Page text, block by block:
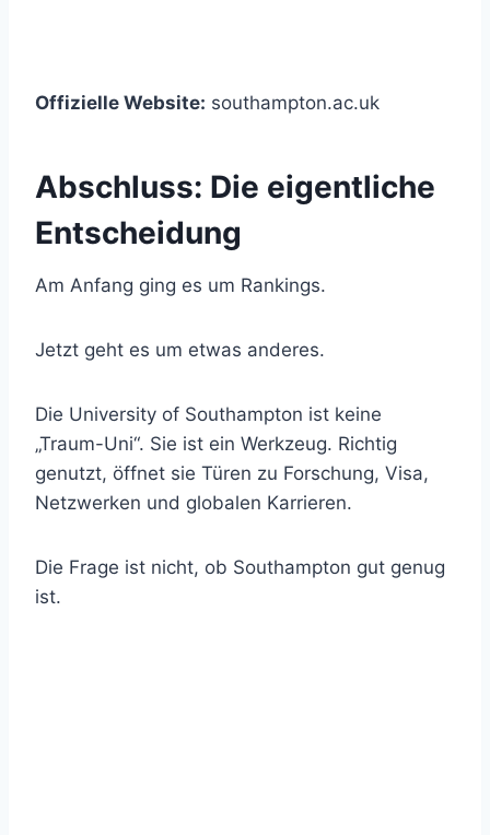
Offizielle Website: southampton.ac.uk
Abschluss: Die eigentliche
Entscheidung
Am Anfang ging es um Rankings.
Jetzt geht es um etwas anderes.
Die University of Southampton ist keine
„Traum-Uni“. Sie ist ein Werkzeug. Richtig
genutzt, öffnet sie Türen zu Forschung, Visa,
Netzwerken und globalen Karrieren.
Die Frage ist nicht, ob Southampton gut genug
ist.